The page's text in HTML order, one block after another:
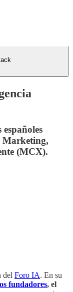
Marketing,
(MCX).
del Foro IA. En su
fundadores, el